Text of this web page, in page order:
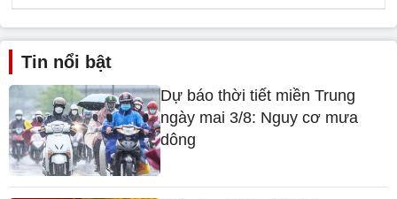
Tin nổi bật
Dự báo thời tiết miền Trung
ngày mai 3/8: Nguy cơ mưa
dông